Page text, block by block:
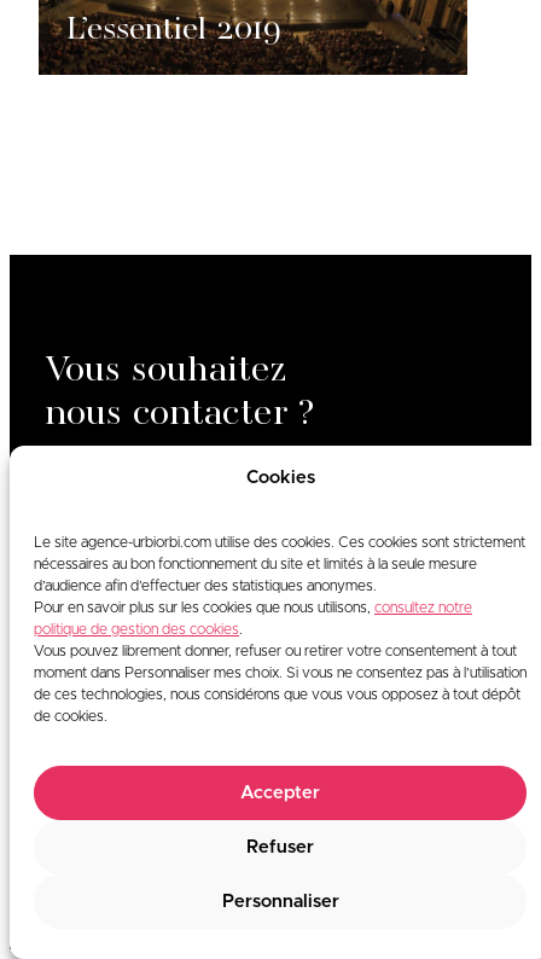
Cookies
Le site agence-urbiorbi.com utilise des cookies. Ces cookies sont strictement
nécessaires au bon fonctionnement du site et limités à la seule mesure
d’audience afin d’effectuer des statistiques anonymes.
Pour en savoir plus sur les cookies que nous utilisons, consultez notre
politique de gestion des cookies
Vous pouvez librement donner, refuser ou retirer votre consentement à tout
moment dans Personnaliser mes choix. Si vous ne consentez pas à l’utilisation
de ces technologies, nous considérons que vous vous opposez à tout dépôt
de cookies.
Accepter
Refuser
Personnaliser
scroll
L’essentiel 2019
Vous souhaitez
nous contacter ?
75001 Paris
tel :09 86 42 40 69
hello@agence-urbiorbi.com
urbiorbi,le hub ©2023 |Mentions légales